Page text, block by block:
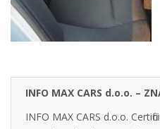
INFO MAX CARS d.o.o. –
INFO MAX CARS d.o.o.